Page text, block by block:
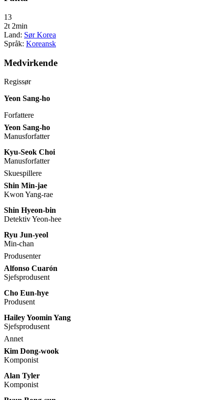
13
2t 2min
Land: Sør Korea
Språk: Koreansk
Medvirkende
Regissør
Yeon Sang-ho
Forfattere
Yeon Sang-ho
Manusforfatter
Kyu-Seok Choi
Manusforfatter
Skuespillere
Shin Min-jae
Kwon Yang-rae
Shin Hyeon-bin
Detektiv Yeon-hee
Ryu Jun-yeol
Min-chan
Produsenter
Alfonso Cuarón
Sjefsprodusent
Cho Eun-hye
Produsent
Hailey Yoomin Yang
Sjefsprodusent
Annet
Kim Dong-wook
Komponist
Alan Tyler
Komponist